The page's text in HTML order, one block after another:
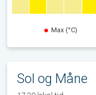
Max (°C)
Sol og Måne